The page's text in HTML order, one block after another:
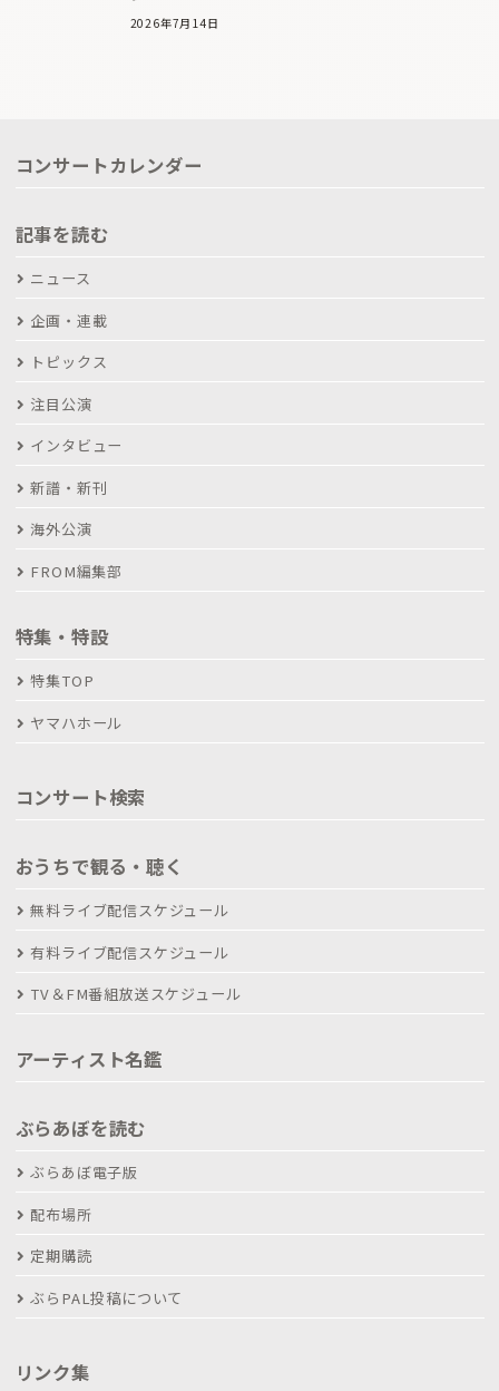
2026年7月14日
コンサートカレンダー
記事を読む
ニュース
企画・連載
トピックス
注目公演
インタビュー
新譜・新刊
海外公演
FROM編集部
特集・特設
特集TOP
ヤマハホール
コンサート検索
おうちで観る・聴く
無料ライブ配信スケジュール
有料ライブ配信スケジュール
TV＆FM番組放送スケジュール
アーティスト名鑑
ぶらあぼを読む
ぶらあぼ電子版
配布場所
定期購読
ぶらPAL投稿について
リンク集